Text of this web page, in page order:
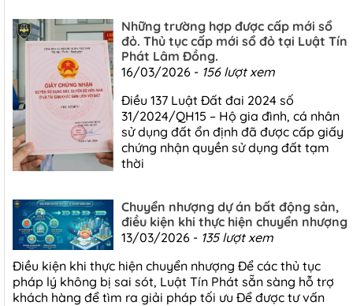
Những trường hợp được cấp mới sổ
đỏ. Thủ tục cấp mới sổ đỏ tại Luật Tín
Phát Lâm Đồng.
16/03/2026 - 156 lượt xem
Điều 137 Luật Đất đai 2024 số
31/2024/QH15 – Hộ gia đình, cá nhân
sử dụng đất ổn định đã được cấp giấy
chứng nhận quyền sử dụng đất tạm
thời
Chuyển nhượng dự án bất động sản,
điều kiện khi thực hiện chuyển nhượng
13/03/2026 - 135 lượt xem
Điều kiện khi thực hiện chuyển nhượng Để các thủ tục
pháp lý không bị sai sót, Luật Tín Phát sẵn sàng hỗ trợ
khách hàng để tìm ra giải pháp tối ưu Để được tư vấn